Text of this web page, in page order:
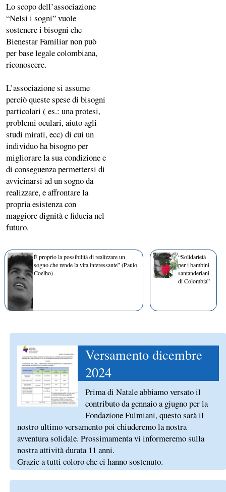
Lo scopo dell’associazione
“Nelsi i sogni” vuole
sostenere i bisogni che
Bienestar Familiar non può
per base legale colombiana,
riconoscere.
L’associazione si assume
perciò queste spese di bisogni
particolari ( es.: una protesi,
problemi oculari, aiuto agli
studi mirati, ecc) di cui un
individuo ha bisogno per
migliorare la sua condizione e
di conseguenza permettersi di
avvicinarsi ad un sogno da
realizzare, e affrontare la
propria esistenza con
maggiore dignità e fiducia nel
futuro.
È proprio la possibilità di realizzare un
sogno che rende la vita interessante” (Paulo
Coelho)
“Solidarietà
per i bambini
santanderiani
di Colombia”
Versamento dicembre
2024
Prima di Natale abbiamo versato il
contributo da gennaio a gjugno per la
Fondazione Fulmiani, questo sarà il
nostro ultimo versamento poi chiuderemo la nostra
avventura solidale. Prossimamenta vi informeremo sulla
nostra attività durata 11 anni.
Grazie a tutti coloro che ci hanno sostenuto.